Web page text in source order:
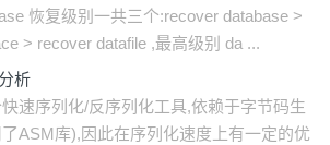
恢复级别一共三个:recover database >
> recover datafile ,最高级别 da ...
析
速序列化/反序列化工具,依赖于字节码生
ASM库),因此在序列化速度上有一定的优